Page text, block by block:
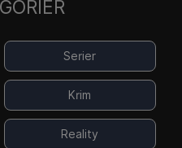
Serier
Krim
Reality